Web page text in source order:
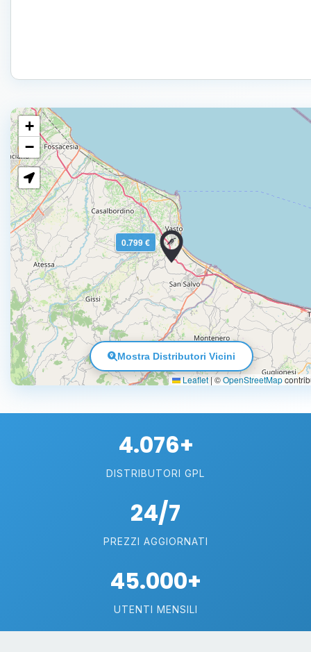
0.799 €
+
−
Leaflet |©OpenStreetMap
Mostra Distributori Vicini
4.076+
DISTRIBUTORI GPL
24/7
PREZZI AGGIORNATI
45.000+
UTENTI MENSILI